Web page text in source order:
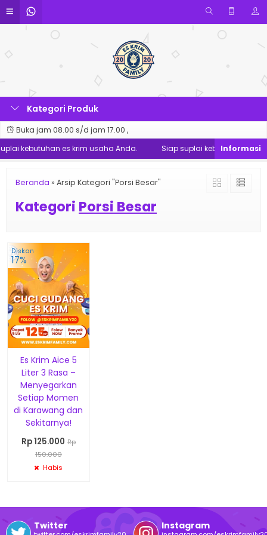
Kategori Produk
Buka jam 08.00 s/d jam 17.00 ,
kebutuhan es krim usaha Anda.
Siap suplai kebutuhan es
Beranda » Arsip Kategori "Porsi Besar"
Kategori Porsi Besar
Diskon
17%
Es Krim Aice 5
Liter 3 Rasa –
Menyegarkan
Setiap Momen
di Karawang dan
Sekitarnya!
Rp 125.000 Rp
150.000
Habis
Twitter Instagram